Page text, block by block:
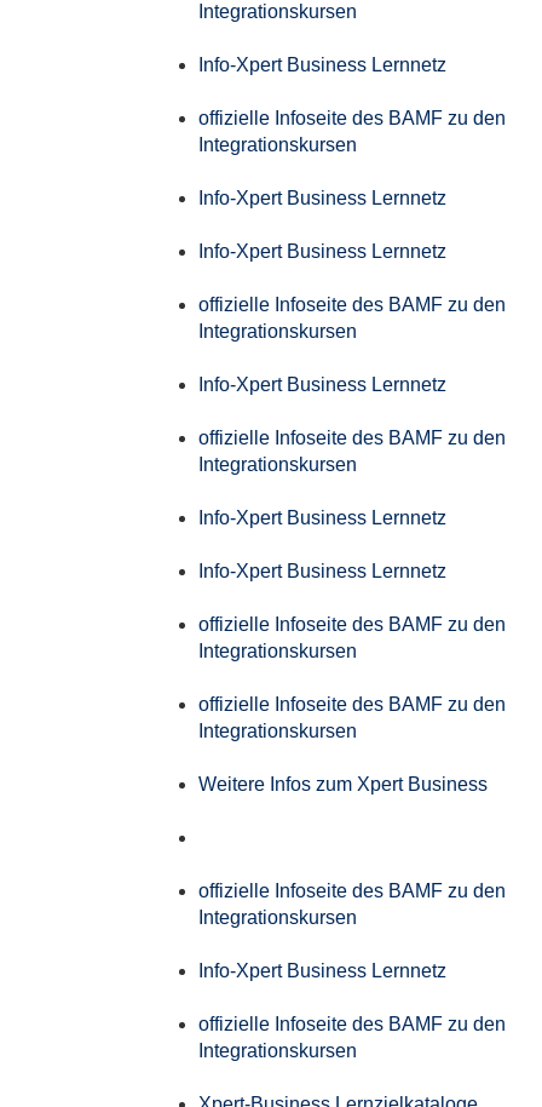
Integrationskursen
Info-Xpert Business Lernnetz
offizielle Infoseite des BAMF zu den
Integrationskursen
Info-Xpert Business Lernnetz
Info-Xpert Business Lernnetz
offizielle Infoseite des BAMF zu den
Integrationskursen
Info-Xpert Business Lernnetz
offizielle Infoseite des BAMF zu den
Integrationskursen
Info-Xpert Business Lernnetz
Info-Xpert Business Lernnetz
offizielle Infoseite des BAMF zu den
Integrationskursen
offizielle Infoseite des BAMF zu den
Integrationskursen
Weitere Infos zum Xpert Business
offizielle Infoseite des BAMF zu den
Integrationskursen
Info-Xpert Business Lernnetz
offizielle Infoseite des BAMF zu den
Integrationskursen